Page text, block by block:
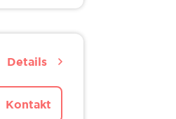
Kontakt
Details